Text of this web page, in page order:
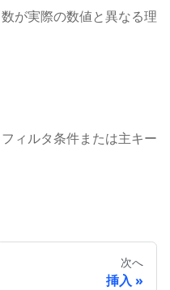
が実際の数値と異なる理
ィルタ条件または主キー
次へ
挿入